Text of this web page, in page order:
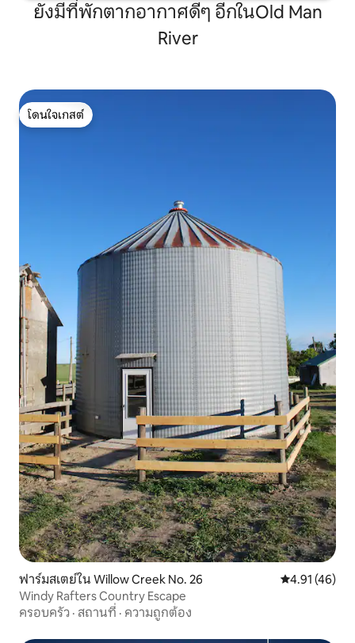
ยังมีที่พักตากอากาศดีๆ อีกในOld Man
River
โดนใจเกสต์
โดนใจเกสต์
ฟาร์มสเตย์ใน Willow Creek No. 26 คะแนนเฉลี่ย
4.91 (46)
Windy Rafters Country Escape
ครอบครัว · สถานที่ · ความถูกต้อง